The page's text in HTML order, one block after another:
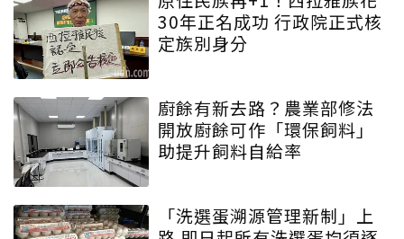
30年正名成功 行政院正式核
定族別身分
廚餘有新去路？農業部修法
開放廚餘可作「環保飼料」
助提升飼料自給率
「洗選蛋溯源管理新制」上